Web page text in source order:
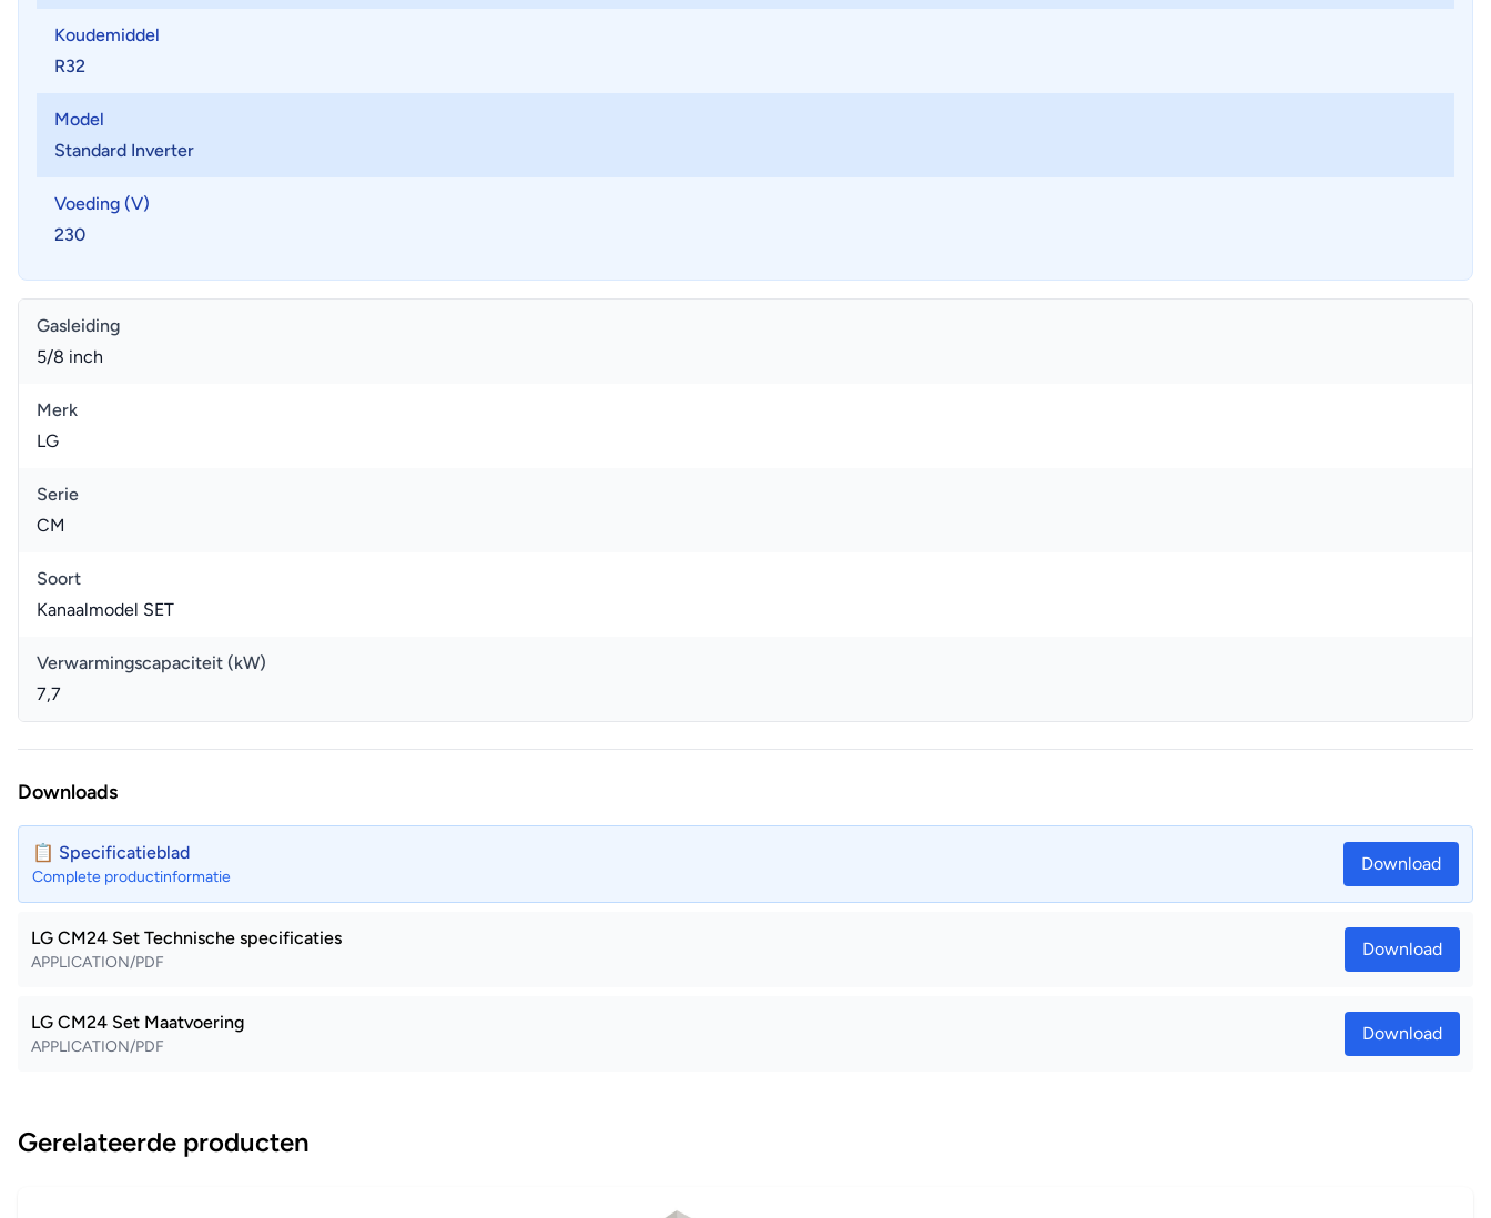
Koudemiddel
R32
Model
Standard Inverter
Voeding (V)
230
Gasleiding
5/8 inch
Merk
LG
Serie
CM
Soort
Kanaalmodel SET
Verwarmingscapaciteit (kW)
7,7
Downloads
📋 Specificatieblad
Complete productinformatie
Download
LG CM24 Set Technische specificaties
APPLICATION/PDF
Download
LG CM24 Set Maatvoering
APPLICATION/PDF
Download
Gerelateerde producten